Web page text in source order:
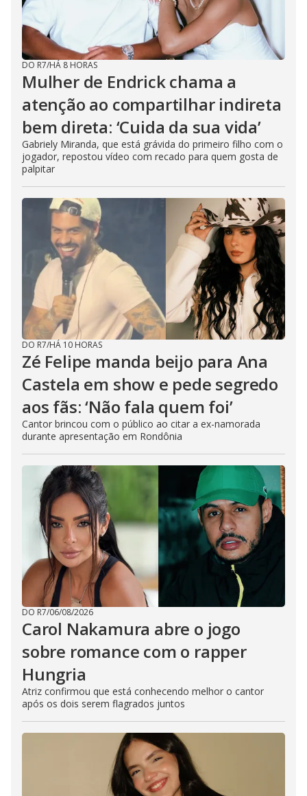
DO R7/HÁ 8 HORAS
Mulher de Endrick chama a
atenção ao compartilhar indireta
bem direta: ‘Cuida da sua vida’
Gabriely Miranda, que está grávida do primeiro filho com o
jogador, repostou vídeo com recado para quem gosta de
palpitar
DO R7/HÁ 10 HORAS
Zé Felipe manda beijo para Ana
Castela em show e pede segredo
aos fãs: ‘Não fala quem foi’
Cantor brincou com o público ao citar a ex-namorada
durante apresentação em Rondônia
DO R7/06/08/2026
Carol Nakamura abre o jogo
sobre romance com o rapper
Hungria
Atriz confirmou que está conhecendo melhor o cantor
após os dois serem flagrados juntos